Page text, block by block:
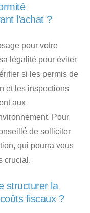
l’achat ?
pour votre
légalité pour éviter
si les permis de
et les inspections
aux
Pour
de solliciter
qui pourra vous
crucial.
structurer la
fiscaux ?